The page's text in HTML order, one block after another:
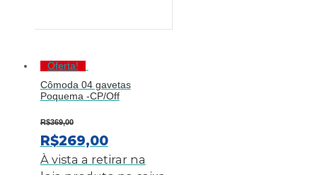
Oferta!
Cômoda 04 gavetas
Poquema -CP/Off
R$369,00
O
PREÇO
R$269,00O
PREÇO
À vista a retirar na